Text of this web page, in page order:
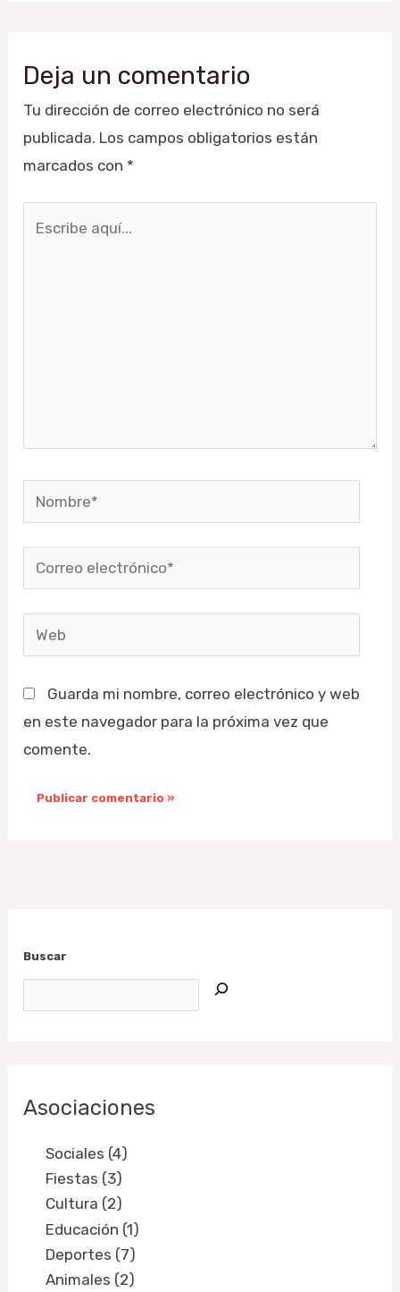
Buscar
Asociaciones
Sociales (4)
Fiestas (3)
Cultura (2)
Educación (1)
Deportes (7)
Animales (2)
Deja un comentario
Tu dirección de correo electrónico no será
publicada. Los campos obligatorios están
marcados con *
Nombre*
Correo
electrónico*
Web
Guarda mi nombre, correo electrónico y web
en este navegador para la próxima vez que
comente.